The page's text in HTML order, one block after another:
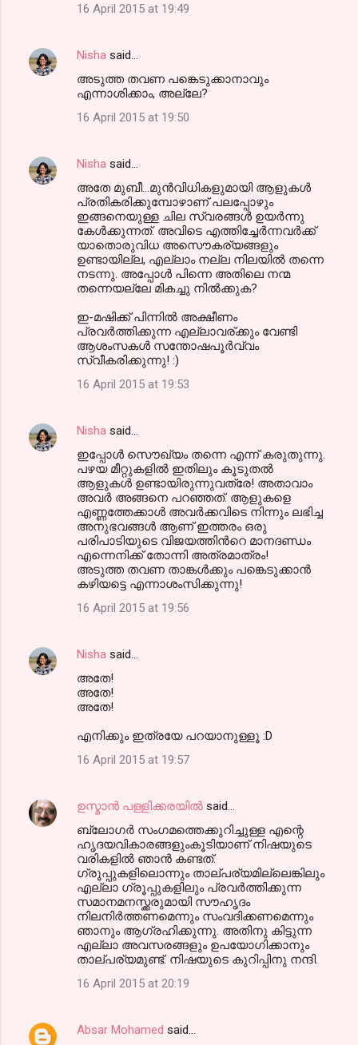
16 April 2015 at 19:49
Nisha said…
അടുത്ത തവണ പങ്കെടുക്കാനാവും
എന്നാശിക്കാം, അല്ലേ?
16 April 2015 at 19:50
Nisha said…
അതേ മുബീ...മുന്‍വിധികളുമായി ആളുകള്‍
പ്രതികരിക്കുമ്പോഴാണ് പലപ്പോഴും
ഇങ്ങനെയുള്ള ചില സ്വരങ്ങള്‍ ഉയര്‍ന്നു
കേള്‍ക്കുന്നത്. അവിടെ എത്തിച്ചേര്‍ന്നവര്‍ക്ക്
യാതൊരുവിധ അസൌകര്യങ്ങളും
ഉണ്ടായില്ല, എല്ലാം നല്ല നിലയില്‍ തന്നെ
നടന്നു. അപ്പോള്‍ പിന്നെ അതിലെ നന്മ
തന്നെയല്ലേ മികച്ചു നില്‍ക്കുക?
ഇ-മഷിക്ക് പിന്നില്‍ അക്ഷീണം
പ്രവര്‍ത്തിക്കുന്ന എല്ലാവര്ക്കും വേണ്ടി
ആശംസകള്‍ സന്തോഷപൂര്‍വ്വം
സ്വീകരിക്കുന്നു! :)
16 April 2015 at 19:53
Nisha said…
ഇപ്പോള്‍ സൌഖ്യം തന്നെ എന്ന് കരുതുന്നു.
പഴയ മീറ്റുകളില്‍ ഇതിലും കൂടുതല്‍
ആളുകള്‍ ഉണ്ടായിരുന്നുവത്രേ! അതാവാം
അവര്‍ അങ്ങനെ പറഞ്ഞത്. ആളുകളെ
എണ്ണത്തേക്കാള്‍ അവര്‍ക്കവിടെ നിന്നും ലഭിച്ച
അനുഭവങ്ങള്‍ ആണ് ഇത്തരം ഒരു
പരിപാടിയുടെ വിജയത്തിന്‍റെ മാനദണ്ഡം
എന്നെനിക്ക് തോന്നി അത്രമാത്രം!
അടുത്ത തവണ താങ്കള്‍ക്കും പങ്കെടുക്കാന്‍
കഴിയട്ടെ എന്നാശംസിക്കുന്നു!
16 April 2015 at 19:56
Nisha said…
അതേ!
അതേ!
അതേ!
എനിക്കും ഇത്രയേ പറയാനുള്ളൂ :D
16 April 2015 at 19:57
ഉസ്മാന്‍ പള്ളിക്കരയില്‍ said…
ബ്ലോഗർ സംഗമത്തെക്കുറിച്ചുള്ള എന്റെ
ഹൃദയവികാരങ്ങളുംകൂടിയാണ് നിഷയുടെ
വരികളിൽ ഞാൻ കണ്ടത്.
ഗ്രൂപ്പുകളിലൊന്നും താല്പര്യമില്ലെങ്കിലും
എല്ലാ ഗ്രൂപ്പുകളിലും പ്രവർത്തിക്കുന്ന
സമാനമനസ്ക്കരുമായി സൗഹൃദം
നിലനിർത്തണമെന്നും സംവദിക്കണമെന്നും
ഞാനും ആഗ്രഹിക്കുന്നു. അതിനു കിട്ടുന്ന
എല്ലാ അവസരങ്ങളും ഉപയോഗിക്കാനും
താല്പര്യമുണ്ട്. നിഷയുടെ കുറിപ്പിനു നന്ദി.
16 April 2015 at 20:19
Absar Mohamed said…